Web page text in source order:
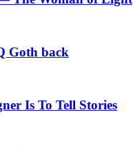
Goth back
Is To Tell Stories